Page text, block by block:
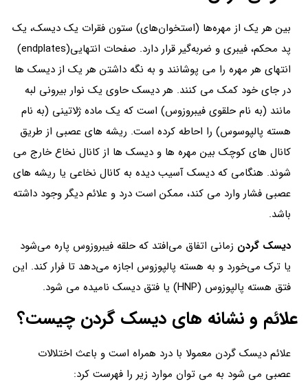
بین هر یک از مهره‌ها (استخوان‌های) ستون فقرات یک دیسک، یک
پد محکم، فیبری و ضربه‌گیر قرار دارد. صفحات انتهایی(endplates)
انتهای هر مهره را می پوشانند و به نگه داشتن هر یک از دیسک ها
در جای خود کمک می کنند. هر دیسک حاوی یک نوار بیرونی لبه
مانند (به نام حلقوی فیبروزوس) است که یک ماده ژلاتینی (به نام
هسته پالپوسوس) را احاطه کرده است. ریشه های عصبی از طریق
کانال های کوچک بین مهره ها و دیسک ها از کانال نخاع خارج می
شوند. هنگامی که دیسک آسیب دیده به کانال نخاعی یا ریشه های
عصبی فشار وارد می کند، ممکن است درد و علائم دیگر وجود داشته
باشد.
دیسک گردن زمانی اتفاق می‌افتد که حلقه فیبروزوس پاره می‌شود
یا ترک می‌خورد و به هسته پالپوزوس اجازه می‌دهد تا فرار کند. این
فتق هسته پالپوزوس (HNP) یا فتق دیسک نامیده می شود.
علائم و نشانه های دیسک گردن چیست؟
علائم دیسک گردن معمولا با درد همراه است و باعث اختلالات
عصبی می شود به می توان موارد زیر را فهرست کرد: